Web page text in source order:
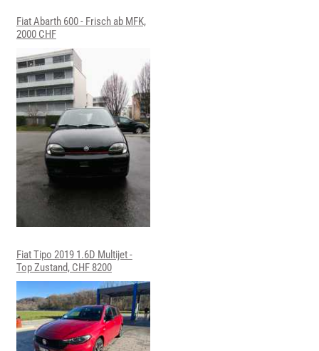
Fiat Abarth 600 - Frisch ab MFK,
2000 CHF
Fiat Tipo 2019 1.6D Multijet -
Top Zustand, CHF 8200